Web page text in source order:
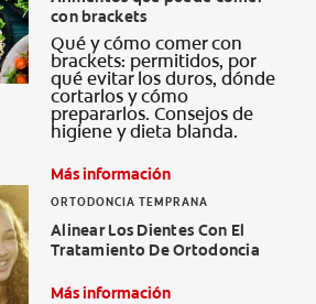
CHEQUEO DE SALUD BUCAL
CORRESPONDENCIA DE PRODUCTOS
PROMOCIONES
GT (ES)
con brackets
Qué y cómo comer con
brackets: permitidos, por
qué evitar los duros, dónde
cortarlos y cómo
prepararlos. Consejos de
higiene y dieta blanda.
Más información
ORTODONCIA TEMPRANA
Alinear Los Dientes Con El
Tratamiento De Ortodoncia
Más información